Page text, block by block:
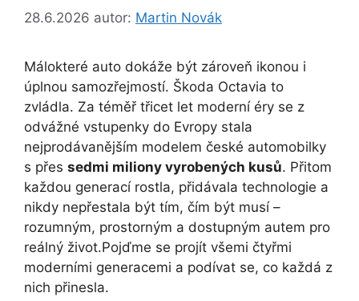
28.6.2026 autor: Martin Novák
Málokteré auto dokáže být zároveň ikonou i
úplnou samozřejmostí. Škoda Octavia to
zvládla. Za téměř třicet let moderní éry se z
odvážné vstupenky do Evropy stala
nejprodávanějším modelem české automobilky
s přes sedmi miliony vyrobených kusů. Přitom
každou generací rostla, přidávala technologie a
nikdy nepřestala být tím, čím být musí –
rozumným, prostorným a dostupným autem pro
reálný život.Pojďme se projít všemi čtyřmi
moderními generacemi a podívat se, co každá z
nich přinesla.